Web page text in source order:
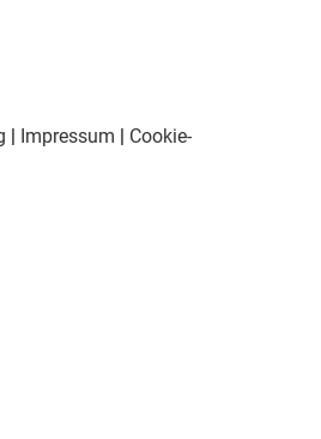
| Impressum | Cookie-